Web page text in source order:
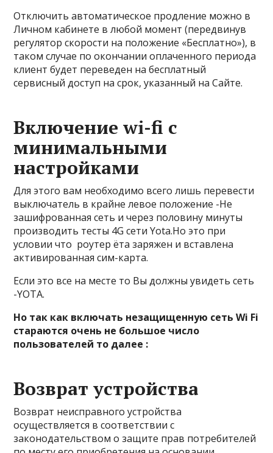
Отключить автоматическое продление можно в
Личном кабинете в любой момент (передвинув
регулятор скорости на положение «Бесплатно»), в
таком случае по окончании оплаченного периода
клиент будет переведен на бесплатный
сервисный доступ на срок, указанный на Сайте.
Включение wi-fi с
минимальными
настройками
Для этого вам необходимо всего лишь перевести
выключатель в крайне левое положение -Не
зашифрованная сеть и через половину минуты
производить тесты 4G сети Yota.Но это при
условии что роутер ёта заряжен и вставлена
активированная сим-карта.
Если это все на месте то Вы должны увидеть сеть
-YOTA.
Но так как включать незащищенную сеть Wi Fi
стараются очень не большое число
пользователей то далее :
Возврат устройства
Возврат неисправного устройства
осуществляется в соответствии с
законодательством о защите прав потребителей